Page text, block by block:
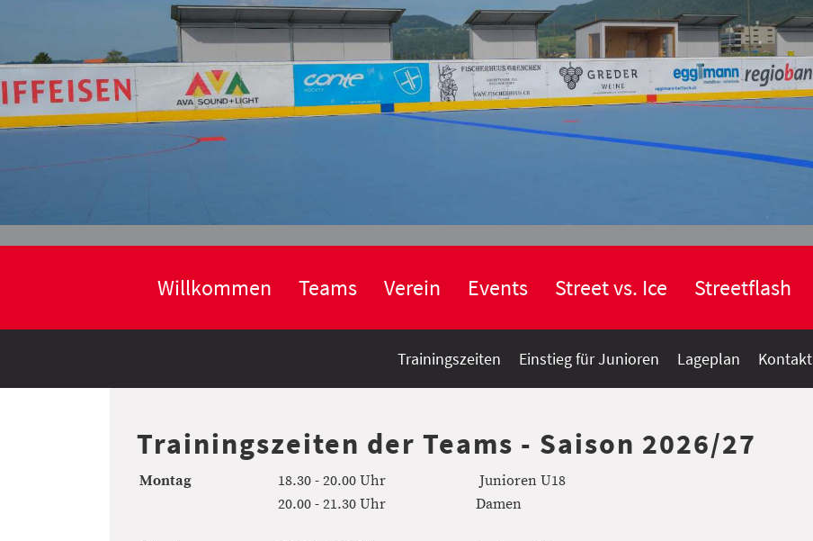
Willkommen Teams Verein Events Street vs. Ice Streetflash
Trainingszeiten Einstieg für Junioren Lageplan Kontakt
Trainingszeiten der Teams - Saison 2026/27
Montag 18.30 - 20.00 Uhr
Junioren U18
20.00 - 21.30 Uhr
Damen